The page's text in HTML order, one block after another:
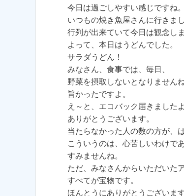
今日は過ごしやすい感じですね。
いつもの焼き魚屋さんに行きまし
行列が出来ていて今日は観念しま
よって、本日はうどんでした。
サラダうどん！
みなさん、食事では、毎日、
野菜を摂取しないとなりませんね
旨かったですよ。
え～と、エコバック届きました
ありがとうございます。
当たらなかった人の数の方が、
こういうのは、心苦しいわけで
すみませんね。
ただ、みなさんからいただいた
すべてが宝物です。
ほんとうにありがとうございます